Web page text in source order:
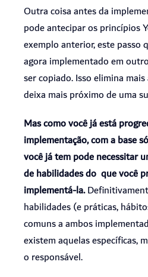
Outra coisa antes da
pode antecipar os princípios
exemplo anterior, este passo
agora implementado em
ser copiado. Isso elimina
deixa mais próximo de uma
Mas como você já está
implementação, com a base
você já tem pode necessitar
de habilidades do que você
implementá-la.
habilidades (e práticas,
comuns a ambos
existem aquelas específicas,
o responsável.